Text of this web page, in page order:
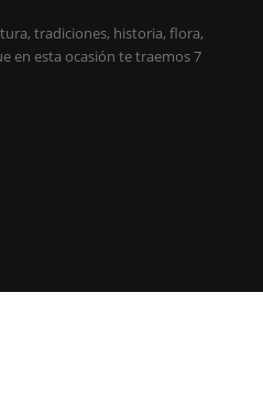
tradiciones, historia, flora,
en esta ocasión te traemos 7